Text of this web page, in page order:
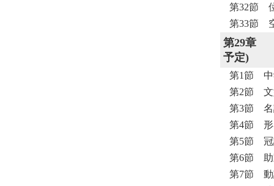
第32節
第33節
第29章
予定)
第1節 中
第2節
第3節 名
第4節 形
第5節
第6節 助
第7節